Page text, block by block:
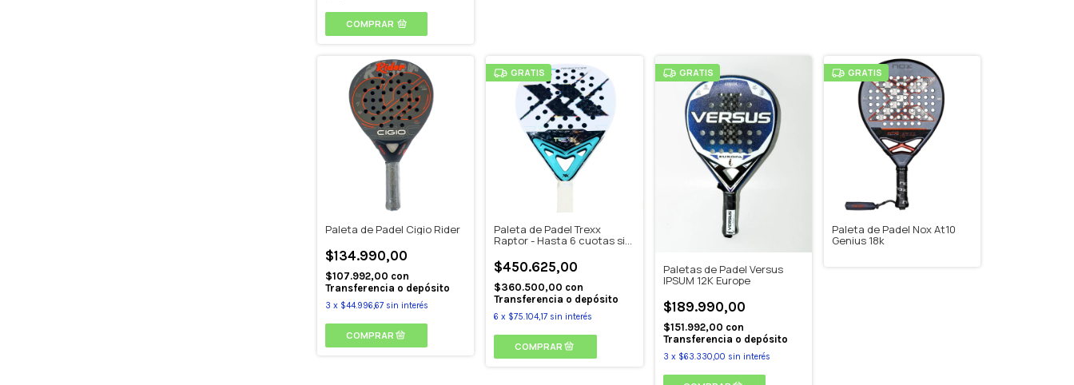
COMPRAR
Paleta de Padel Cigio Rider
$134.990,00
$107.992,00 con
Transferencia o depósito
3 x $44.996,67 sin interés
GRATIS
Paleta de Padel Trexx
Raptor - Hasta 6 cuotas sin
$450.625,00
$360.500,00 con
Transferencia o depósito
6 x $75.104,17 sin interés
GRATIS
Paletas de Padel Versus
IPSUM 12K Europe
$189.990,00
$151.992,00 con
Transferencia o depósito
3 x $63.330,00 sin interés
GRATIS
Paleta de Padel Nox At10
Genius 18k